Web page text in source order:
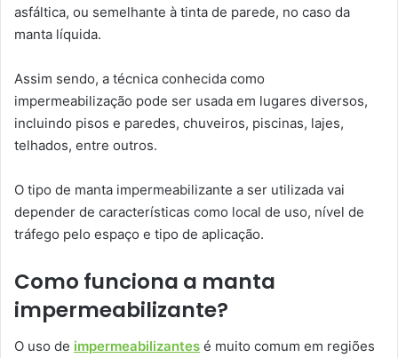
asfáltica, ou semelhante à tinta de parede, no caso da
manta líquida.
Assim sendo, a técnica conhecida como
impermeabilização pode ser usada em lugares diversos,
incluindo pisos e paredes, chuveiros, piscinas, lajes,
telhados, entre outros.
O tipo de manta impermeabilizante a ser utilizada vai
depender de características como local de uso, nível de
tráfego pelo espaço e tipo de aplicação.
Como funciona a manta
impermeabilizante?
O uso de impermeabilizantes é muito comum em regiões